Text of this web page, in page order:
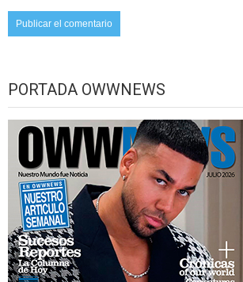
PORTADA OWWNEWS